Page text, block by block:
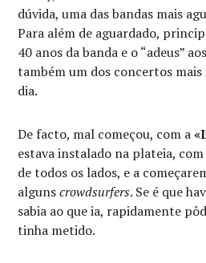
dúvida, uma das bandas mais
Para além de aguardado,
40 anos da banda e o “adeus”
também um dos concertos mais
dia.
De facto, mal começou, com a
estava instalado na plateia,
de todos os lados, e a
algunscrowdsurfers. Se é que
sabia ao que ia, rapidamente
tinha metido.